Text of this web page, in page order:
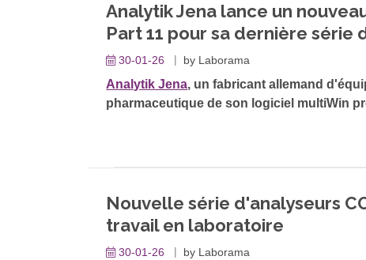
Analytik Jena lance un
Part 11 pour sa dernière série
30-01-26 by Laborama
Analytik Jena, un fabricant allemand
pharmaceutique de son logiciel multiWin
Nouvelle série d'analyseurs
travail en laboratoire
30-01-26 by Laborama